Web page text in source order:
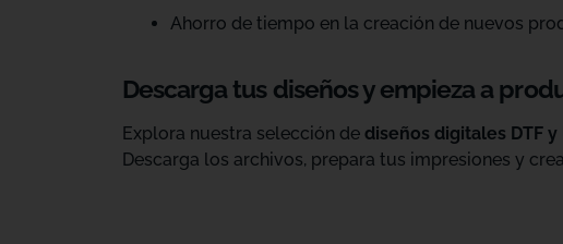
Ahorro de tiempo en la creación de nuevos
Descarga tus diseños y empieza a
Explora nuestra selección de diseños digitales DTF y
Descarga los archivos, prepara tus impresiones y